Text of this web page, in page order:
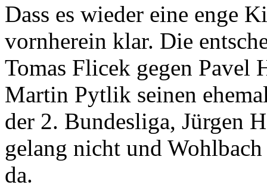
Dass es wieder eine enge
vornherein klar. Die
Tomas Flicek gegen Pavel
Martin Pytlik seinen
der 2. Bundesliga, Jürgen
gelang nicht und
da.